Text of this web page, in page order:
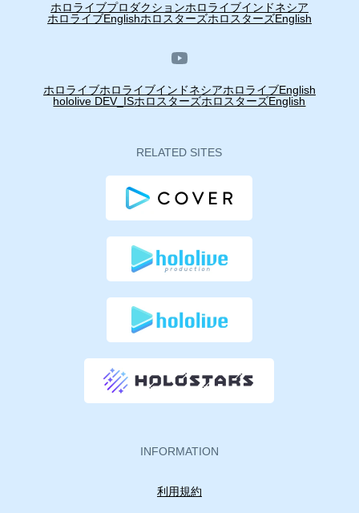
ホロライブプロダクションホロライブインドネシア
ホロライブEnglishホロスターズホロスターズEnglish
ホロライブホロライブインドネシアホロライブEnglish
hololive DEV_ISホロスターズホロスターズEnglish
RELATED SITES
INFORMATION
利用規約